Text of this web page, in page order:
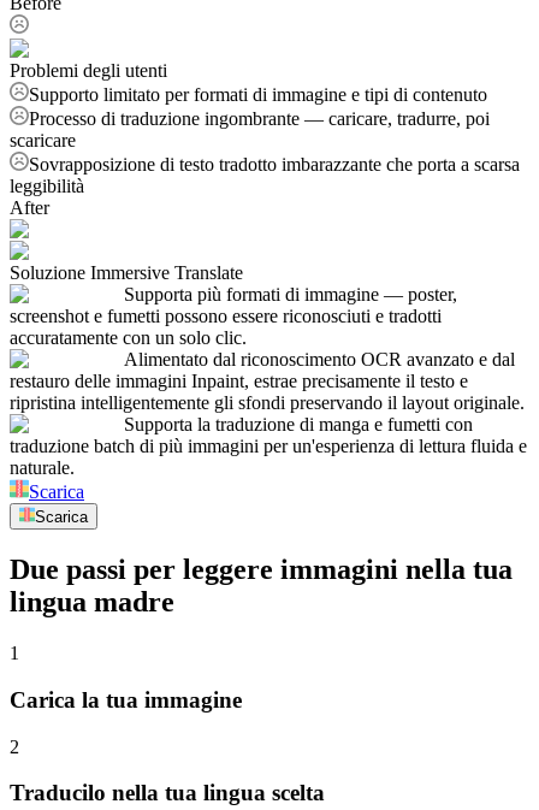
Problemi degli utenti
Supporto limitato per formati di immagine e tipi di contenuto
Processo di traduzione ingombrante — caricare, tradurre, poi
scaricare
Sovrapposizione di testo tradotto imbarazzante che porta a scarsa
leggibilità
After
Soluzione Immersive Translate
Supporta più formati di immagine — poster,
screenshot e fumetti possono essere riconosciuti e tradotti
accuratamente con un solo clic.
Alimentato dal riconoscimento OCR avanzato e dal
restauro delle immagini Inpaint, estrae precisamente il testo e
ripristina intelligentemente gli sfondi preservando il layout originale.
Supporta la traduzione di manga e fumetti con
traduzione batch di più immagini per un'esperienza di lettura fluida e
naturale.
Scarica
Scarica
Due passi per leggere immagini nella tua
lingua madre
1
Carica la tua immagine
2
Traducilo nella tua lingua scelta